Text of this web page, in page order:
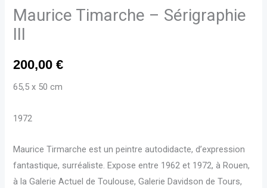
Maurice Timarche – Sérigraphie
III
200,00€
65,5 x 50 cm
1972
Maurice Tirmarche est un peintre autodidacte, d’expression
fantastique, surréaliste. Expose entre 1962 et 1972, à Rouen,
à la Galerie Actuel de Toulouse, Galerie Davidson de Tours,